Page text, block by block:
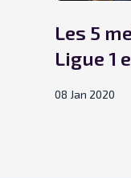
Les 5
Ligue 1
08 Jan 2020